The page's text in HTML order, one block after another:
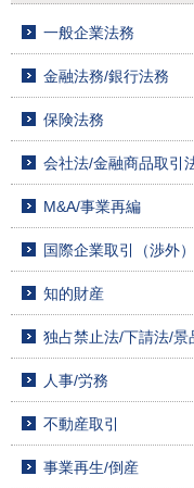
一般企業法務
金融法務/銀行法務
保険法務
会社法/金融商品取引
M&A/事業再編
国際企業取引（渉外）
知的財産
独占禁止法/下請法/景
人事/労務
不動産取引
事業再生/倒産